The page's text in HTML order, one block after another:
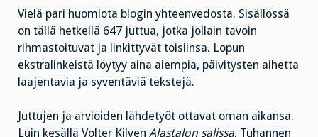
Vielä pari huomiota blogin yhteenvedosta. Sisällössä
on tällä hetkellä 647 juttua, jotka jollain tavoin
rihmastoituvat ja linkittyvät toisiinsa. Lopun
ekstralinkeistä löytyy aina aiempia, päivitysten aihetta
laajentavia ja syventäviä tekstejä.
Juttujen ja arvioiden lähdetyöt ottavat oman aikansa.
Luin kesällä Volter Kilven Alastalon salissa. Tuhannen